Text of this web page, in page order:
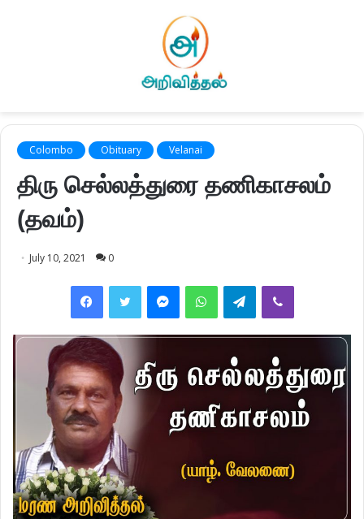
Colombo Obituary Velanai
திரு செல்லத்துரை தணிகாசலம்
(தவம்)
July 10, 2021 0
FacebookTwitter MessengerWhatsAppTelegramViber